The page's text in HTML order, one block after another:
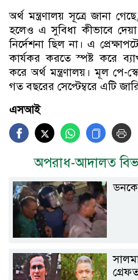
অর্থ মন্ত্রণালয় সূত্রে জানা
হলেও এ সুবিধা কীভাবে
নির্দেশনা ছিল না। এ
কার্যকর করতে স্পষ্ট করে
করে অর্থ মন্ত্রণালয়। মূল পে-
গত বছরের সেপ্টেম্বরে এটি
এসআই
অপরাধ-আদালত
ডনকে